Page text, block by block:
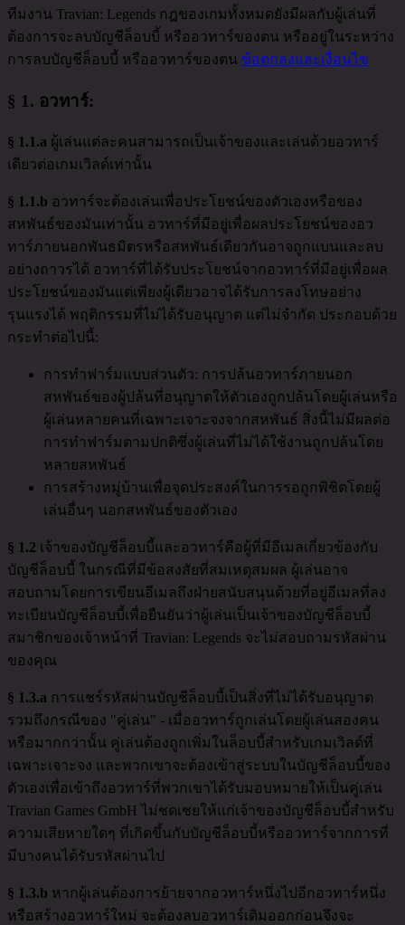
ทีมงาน Travian: Legends กฎของเกมทั้งหมดยังมีผลกับผู้เล่นที่
ต้องการจะลบบัญชีล็อบบี้ หรืออวทาร์ของตน หรืออยู่ในระหว่าง
การลบบัญชีล็อบบี้ หรืออวทาร์ของตน ข้อตกลงและเงื่อนไข
§ 1. อวทาร์:
§ 1.1.a ผู้เล่นแต่ละคนสามารถเป็นเจ้าของและเล่นด้วยอวทาร์
เดียวต่อเกมเวิลด์เท่านั้น
§ 1.1.b อวทาร์จะต้องเล่นเพื่อประโยชน์ของตัวเองหรือของ
สหพันธ์ของมันเท่านั้น อวทาร์ที่มีอยู่เพื่อผลประโยชน์ของอว
ทาร์ภายนอกพันธมิตรหรือสหพันธ์เดียวกันอาจถูกแบนและลบ
อย่างถาวรได้ อวทาร์ที่ได้รับประโยชน์จากอวทาร์ที่มีอยู่เพื่อผล
ประโยชน์ของมันแต่เพียงผู้เดียวอาจได้รับการลงโทษอย่าง
รุนแรงได้ พฤติกรรมที่ไม่ได้รับอนุญาต แต่ไม่จำกัด ประกอบด้วย
กระทำต่อไปนี้:
การทำฟาร์มแบบส่วนตัว: การปล้นอวทาร์ภายนอก
สหพันธ์ของผู้ปล้นที่อนุญาตให้ตัวเองถูกปล้นโดยผู้เล่นหรือ
ผู้เล่นหลายคนที่เฉพาะเจาะจงจากสหพันธ์ สิ่งนี้ไม่มีผลต่อ
การทำฟาร์มตามปกติซึ่งผู้เล่นที่ไม่ได้ใช้งานถูกปล้นโดย
หลายสหพันธ์
การสร้างหมู่บ้านเพื่อจุดประสงค์ในการรอถูกพิชิตโดยผู้
เล่นอื่นๆ นอกสหพันธ์ของตัวเอง
§ 1.2 เจ้าของบัญชีล็อบบี้และอวทาร์คือผู้ที่มีอีเมลเกี่ยวข้องกับ
บัญชีล็อบบี้ ในกรณีที่มีข้อสงสัยที่สมเหตุสมผล ผู้เล่นอาจ
สอบถามโดยการเขียนอีเมลถึงฝ่ายสนับสนุนด้วยที่อยู่อีเมลที่ลง
ทะเบียนบัญชีล็อบบี้เพื่อยืนยันว่าผู้เล่นเป็นเจ้าของบัญชีล็อบบี้
สมาชิกของเจ้าหน้าที่ Travian: Legends จะไม่สอบถามรหัสผ่าน
ของคุณ
§ 1.3.a การแชร์รหัสผ่านบัญชีล็อบบี้เป็นสิ่งที่ไม่ได้รับอนุญาต
รวมถึงกรณีของ "คู่เล่น" - เมื่ออวทาร์ถูกเล่นโดยผู้เล่นสองคน
หรือมากกว่านั้น คู่เล่นต้องถูกเพิ่มในล็อบบี้สำหรับเกมเวิลด์ที่
เฉพาะเจาะจง และพวกเขาจะต้องเข้าสู่ระบบในบัญชีล็อบบี้ของ
ตัวเองเพื่อเข้าถึงอวทาร์ที่พวกเขาได้รับมอบหมายให้เป็นคู่เล่น
Travian Games GmbH ไม่ชดเชยให้แก่เจ้าของบัญชีล็อบบี้สำหรับ
ความเสียหายใดๆ ที่เกิดขึ้นกับบัญชีล็อบบี้หรืออวทาร์จากการที่
มีบางคนได้รับรหัสผ่านไป
§ 1.3.b หากผู้เล่นต้องการย้ายจากอวทาร์หนึ่งไปอีกอวทาร์หนึ่ง
หรือสร้างอวทาร์ใหม่ จะต้องลบอวทาร์เดิมออกก่อนจึงจะ